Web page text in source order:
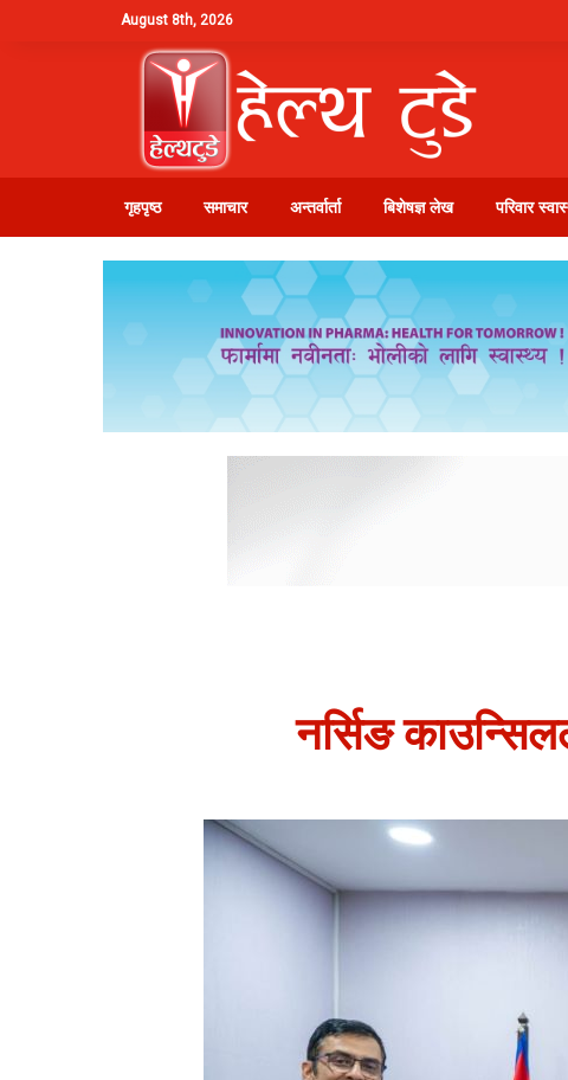
August 8th, 2026
गृहपृष्ठ समाचार अन्तर्वार्ता बिशेषज्ञ लेख परिवार
नर्सिङ